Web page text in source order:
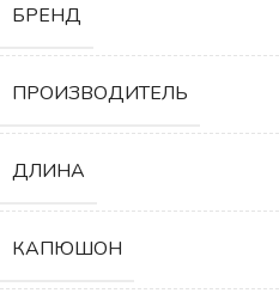
БРЕНД
ПРОИЗВОДИТЕЛЬ
ДЛИНА
КАПЮШОН